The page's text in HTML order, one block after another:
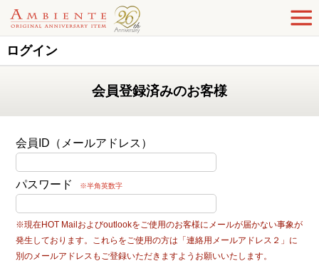
ログイン
会員登録済みのお客様
会員ID（メールアドレス）
パスワード ※半角英数字
※現在HOT Mailおよびoutlookをご使用のお客様にメールが届かない事象が
発生しております。これらをご使用の方は「連絡用メールアドレス２」に
別のメールアドレスもご登録いただきますようお願いいたします。